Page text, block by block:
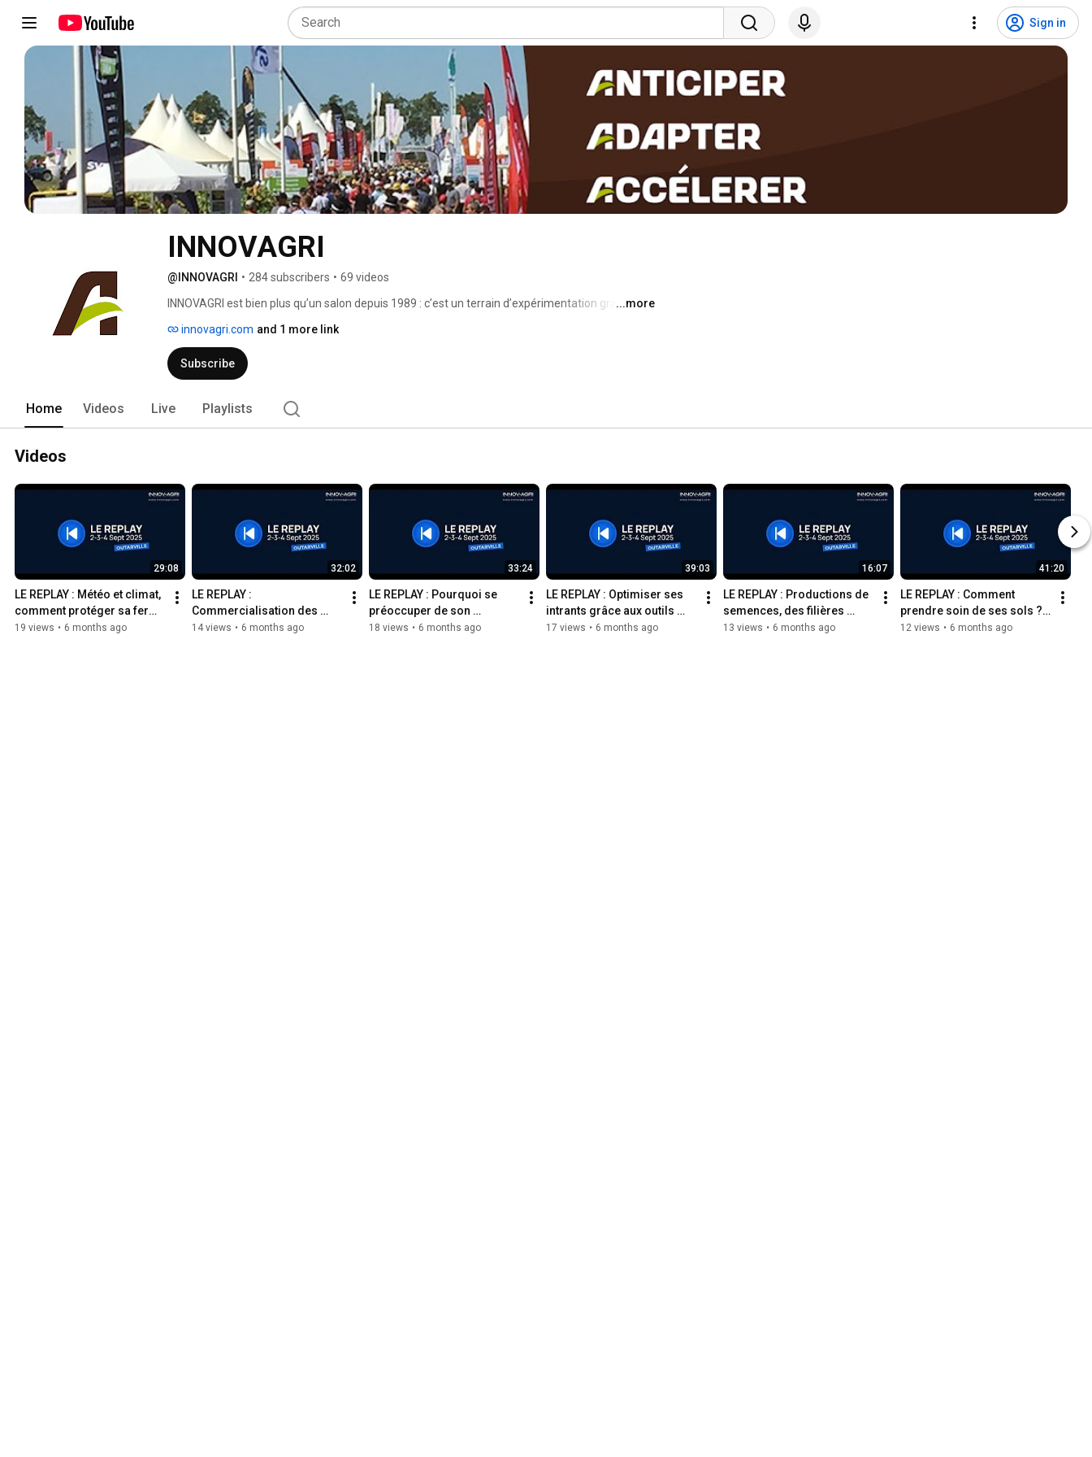
Sign in
INNOVAGRI
@INNOVAGRI • 284 subscribers • 69 videos
INNOVAGRI est bien plus qu’un salon depuis 1989 : c’est un terrain d’expérimentation grandeur
agriculteurs et la filière, autour de démonstrations concrètes et de solutions directement
applicables.
...more
innovagri.com and 1 more link
Subscribe
Home Videos Live Playlists
Videos
29:08
LE REPLAY : Météo et climat,
comment protéger sa ferme
des aléas du climat ?
19 views • 6 months ago
32:02
LE REPLAY :
Commercialisation des
grains, mieux comprendre
14 views • 6 months ago
33:24
LE REPLAY : Pourquoi se
préoccuper de son
empreinte carbone ?
18 views • 6 months ago
39:03
LE REPLAY : Optimiser ses
intrants grâce aux outils
numériques et retours
17 views • 6 months ago
16:07
LE REPLAY : Productions de
semences, des filières
solides pour se diversifier.
13 views • 6 months ago
41:20
LE REPLAY : Comment
prendre soin de ses sols ?
Revenir aux bases d'un sol
12 views • 6 months ago